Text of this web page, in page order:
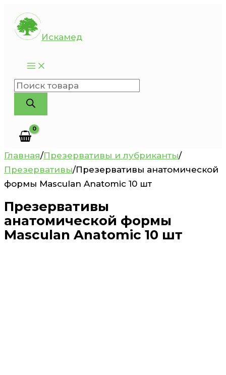
Перейти
содержимому
Искамед
Поиск
товаров
Главная/Презервативы и лубриканты/
Презервативы/Презервативы анатомической
формы Masculan Anatomic 10 шт
Презервативы
анатомической формы
Masculan Anatomic 10 шт